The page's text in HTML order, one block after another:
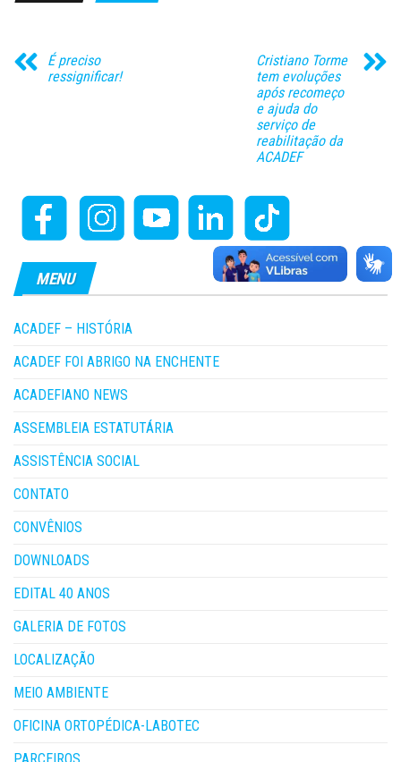
É preciso
ressignificar!
Cristiano Torme
tem evoluções
após recomeço
e ajuda do
serviço de
reabilitação da
ACADEF
MENU
ACADEF – HISTÓRIA
ACADEF FOI ABRIGO NA ENCHENTE
ACADEFIANO NEWS
ASSEMBLEIA ESTATUTÁRIA
ASSISTÊNCIA SOCIAL
CONTATO
CONVÊNIOS
DOWNLOADS
EDITAL 40 ANOS
GALERIA DE FOTOS
LOCALIZAÇÃO
MEIO AMBIENTE
OFICINA ORTOPÉDICA-LABOTEC